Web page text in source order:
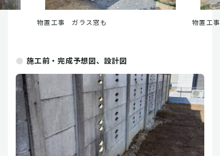
物置工事 ガラス窓も 物置工事
施工前・完成予想図、設計図